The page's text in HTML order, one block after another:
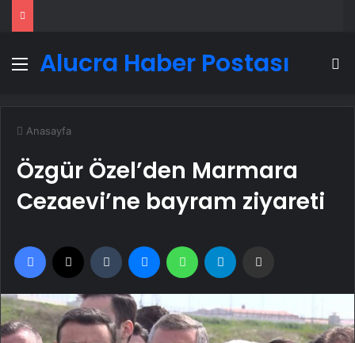
MenüAlucra Haber Postası
Anasayfa
Özgür Özel’den Marmara
Cezaevi’ne bayram ziyareti
Facebook Tumblr MessengerWhatsApp